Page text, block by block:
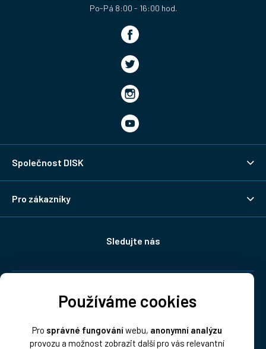
Používáme cookies
Pro správné fungováníwebu, anonymní analýzu
provozu a možnost zobrazit další pro vás relevantní
Společnost DISK
Pro zákazníky
Sledujte nás